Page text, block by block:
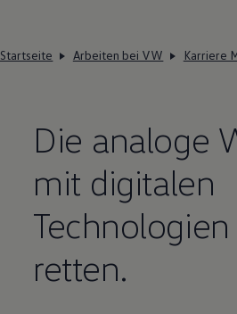
Startseite Arbeiten bei VW Karriere
Die analoge
mit digitalen
Technologien
retten.